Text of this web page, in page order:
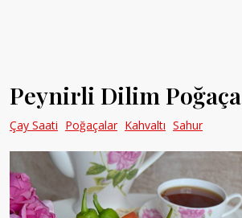
Peynirli Dilim Poğaça
Çay Saati Poğaçalar Kahvaltı Sahur